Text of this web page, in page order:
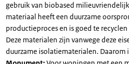
gebruik van biobased
materiaal heeft een duurzame
productieproces en is goed te
Deze materialen zijn vanwege deze
duurzame isolatiematerialen. Daarom